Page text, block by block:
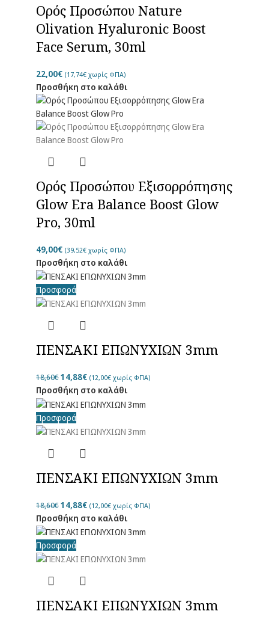
Ορός Προσώπου Nature
Olivation Hyaluronic Boost
Face Serum, 30ml
22,00€ (17,74€ χωρίς ΦΠΑ)
Προσθήκη στο καλάθι
Ορός Προσώπου Εξισορρόπησης
Glow Era Balance Boost Glow
Pro, 30ml
49,00€ (39,52€ χωρίς ΦΠΑ)
Προσθήκη στο καλάθι
Προσφορά
ΠΕΝΣΑΚΙ EΠΩΝΥΧΙΩΝ 3mm
18,60€14,88€ (12,00€ χωρίς ΦΠΑ)
Προσθήκη στο καλάθι
Προσφορά
ΠΕΝΣΑΚΙ EΠΩΝΥΧΙΩΝ 3mm
18,60€14,88€ (12,00€ χωρίς ΦΠΑ)
Προσθήκη στο καλάθι
Προσφορά
ΠΕΝΣΑΚΙ EΠΩΝΥΧΙΩΝ 3mm